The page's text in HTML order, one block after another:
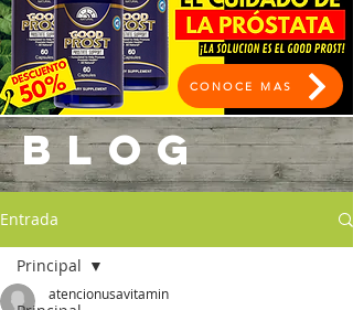
CONOCE MAS
BLOG
Entrada
Principal
atencionusavitamin